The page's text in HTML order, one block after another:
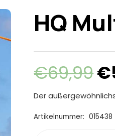
HQ
€69,99€
Der
Artikelnummer: 015438